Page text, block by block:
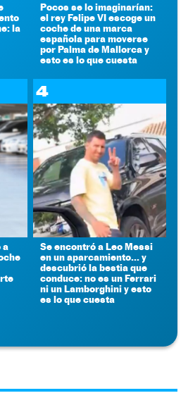
la
Pocos se lo imaginarían:
el rey Felipe VI escoge un
coche de una marca
española para moverse
por Palma de Mallorca y
esto es lo que cuesta
a
4
Se encontró a Leo Messi
en un aparcamiento... y
descubrió la bestia que
conduce: no es un Ferrari
ni un Lamborghini y esto
es lo que cuesta